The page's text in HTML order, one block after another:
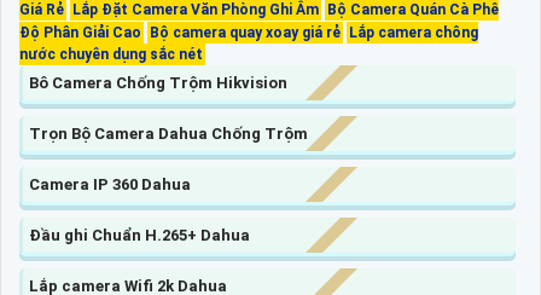
Giá Rẻ
Lắp Đặt Camera Văn Phòng Ghi Âm
Bộ Camera Quán Cà Phê
Độ Phân Giải Cao
Bộ camera quay xoay giá rẻ
Lắp camera chông
nước chuyên dụng sắc nét
Bô Camera Chống Trộm Hikvision
Trọn Bộ Camera Dahua Chống Trộm
Camera IP 360 Dahua
Đầu ghi Chuẩn H.265+ Dahua
Lắp camera Wifi 2k Dahua